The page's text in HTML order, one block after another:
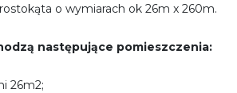
o wymiarach ok 26m x 260m.
następujące pomieszczenia:
26m2;